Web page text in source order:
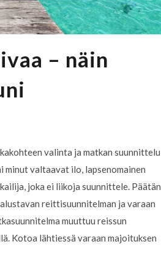
– näin
valinta ja matkan suunnittelu
minut valtaavat ilo, lapsenomainen
joka ei liikoja suunnittele. Päätän
reittisuunnitelman ja varaan
muuttuu reissun
Kotoa lähtiessä varaan majoituksen